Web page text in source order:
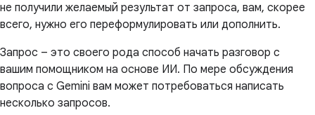
не получили желаемый результат от запроса, вам, скорее
всего, нужно его переформулировать или дополнить.
Запрос – это своего рода способ начать разговор с
вашим помощником на основе ИИ. По мере обсуждения
вопроса с Gemini вам может потребоваться написать
несколько запросов.